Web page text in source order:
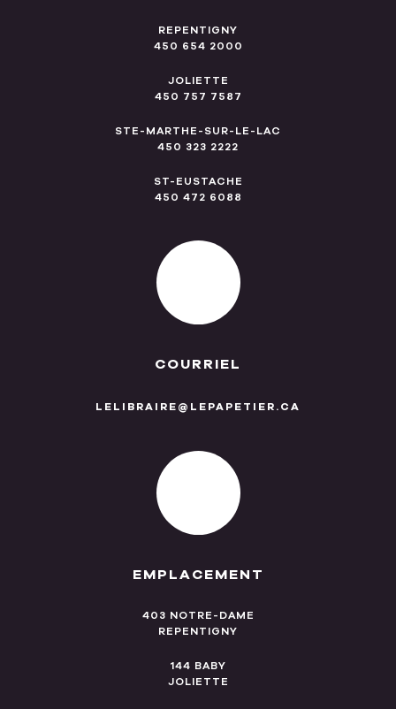
REPENTIGNY
450 654 2000
JOLIETTE
450 757 7587
STE-MARTHE-SUR-LE-LAC
450 323 2222
ST-EUSTACHE
450 472 6088
COURRIEL
LELIBRAIRE@LEPAPETIER.CA
EMPLACEMENT
403 NOTRE-DAME
REPENTIGNY
144 BABY
JOLIETTE